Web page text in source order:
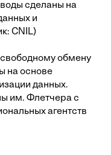
сделаны на
и
CNIL)
обмену
на основе
данных.
им. Флетчера с
агентств